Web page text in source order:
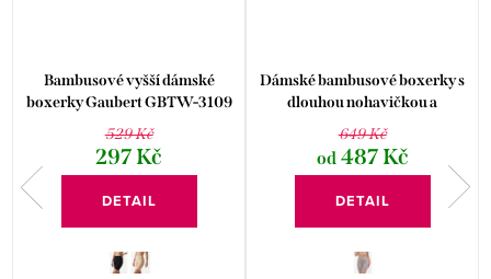
Bambusové vyšší dámské
boxerky Gaubert GBTW-3109
529 Kč
297 Kč
DETAIL
Dámské bambusové boxerky s
dlouhou nohavičkou a
zpevněným pasem 03020P
skladový doprodej
649 Kč
od487 Kč
DETAIL